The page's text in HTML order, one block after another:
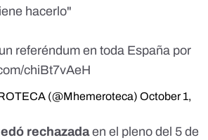
hacerlo"
referéndum en toda España por
chiBt7vAeH
(@Mhemeroteca) October 1,
rechazadaen el pleno del 5 de